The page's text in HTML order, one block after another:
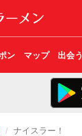
ン マップ 出会う
ナイスラー！